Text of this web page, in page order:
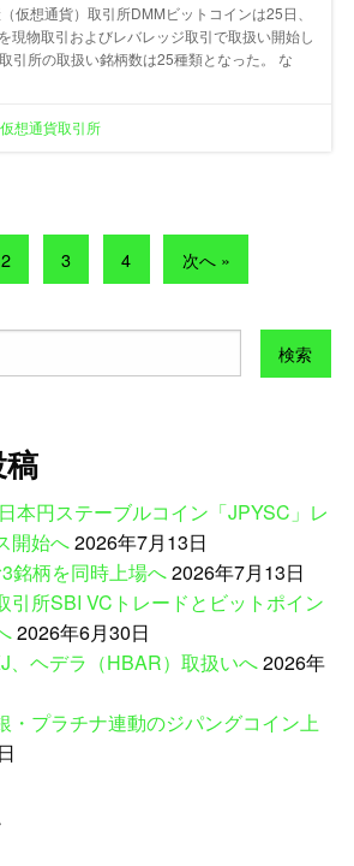
仮想通貨）取引所DMMビットコインは25日、
現物取引およびレバレッジ取引で取扱い開始し
引所の取扱い銘柄数は25種類となった。 な
仮想通貨取引所
2 3 4 次へ »
本円ステーブルコイン「JPYSC」レ
開始へ2026年7月13日
銘柄を同時上場へ2026年7月13日
引所SBI VCトレードとビットポイン
2026年6月30日
、ヘデラ（HBAR）取扱いへ2026年
・プラチナ連動のジパングコイン上